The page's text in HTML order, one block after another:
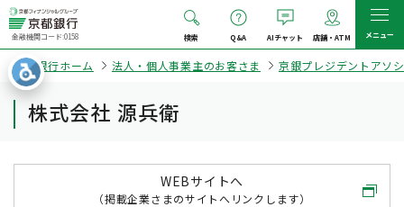
金融機関コード:0158 検索 Q&A AIチャット 店舗・ATM メニュー
京都銀行ホーム 法人・個人事業主のお客さま 京銀プレジデントアソ
株式会社 源兵衛
WEBサイトへ
（掲載企業さまのサイトへリンクします）